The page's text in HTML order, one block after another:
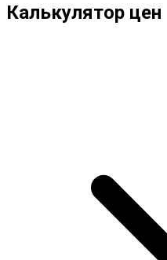
Калькулятор цен